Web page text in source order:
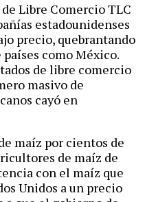
Libre Comercio TLC
estadounidenses
precio, quebrantando
como México.
de libre comercio
masivo de
cayó en
maíz por cientos de
de maíz de
con el maíz que
Unidos a un precio